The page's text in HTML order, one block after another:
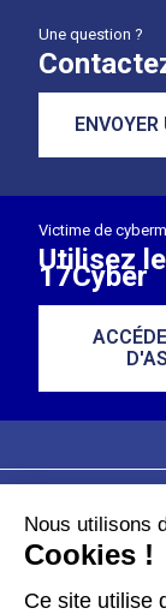
Une question ?
Victime de
Utilisez
17Cyber
Plan du
Données
Nous utilisons
Cookies !
Ce site utilise